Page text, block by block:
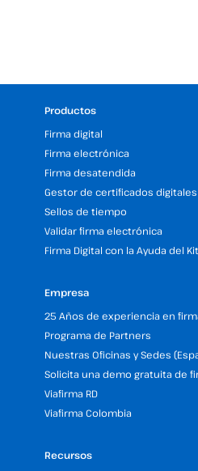
Productos
Firma digital
Firma electrónica
Firma desatendida
Gestor de certificados digitales
Sellos de tiempo
Validar firma electrónica
Firma Digital con la Ayuda del
Empresa
25 Años de experiencia en
Programa de Partners
Nuestras Oficinas y Sedes
Solicita una demo gratuita de
Viafirma RD
Viafirma Colombia
Recursos